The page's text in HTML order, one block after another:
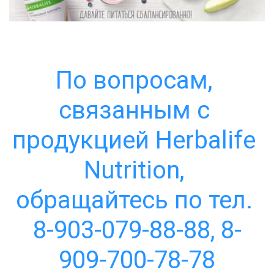
По вопросам,
связанным с
продукцией Herbalife
Nutrition,
обращайтесь по тел.
8-903-079-88-88, 8-
909-700-78-78